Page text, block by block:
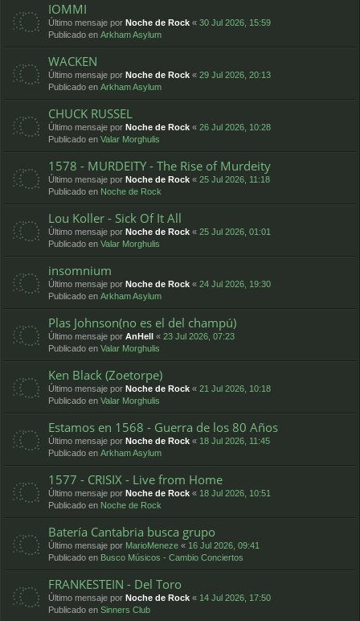
IOMMI
Último mensaje por Noche de Rock « 30 Jul 2026, 15:59
Publicado en Arkham Asylum
WACKEN
Último mensaje por Noche de Rock « 29 Jul 2026, 20:13
Publicado en Arkham Asylum
CHUCK RUSSEL
Último mensaje por Noche de Rock « 26 Jul 2026, 10:28
Publicado en Valar Morghulis
1578 - MURDEITY - The Rise of Murdeity
Último mensaje por Noche de Rock « 25 Jul 2026, 11:18
Publicado en Noche de Rock
Lou Koller - Sick Of It All
Último mensaje por Noche de Rock « 25 Jul 2026, 01:01
Publicado en Valar Morghulis
insomnium
Último mensaje por Noche de Rock « 24 Jul 2026, 19:30
Publicado en Arkham Asylum
Plas Johnson(no es el del champú)
Último mensaje por AnHell « 23 Jul 2026, 07:23
Publicado en Valar Morghulis
Ken Black (Zoetorpe)
Último mensaje por Noche de Rock « 21 Jul 2026, 10:18
Publicado en Valar Morghulis
Estamos en 1568 - Guerra de los 80 Años
Último mensaje por Noche de Rock « 18 Jul 2026, 11:45
Publicado en Arkham Asylum
1577 - CRISIX - Live from Home
Último mensaje por Noche de Rock « 18 Jul 2026, 10:51
Publicado en Noche de Rock
Batería Cantabria busca grupo
Último mensaje por MarioMeneze « 16 Jul 2026, 09:41
Publicado en Busco Músicos - Cambio Conciertos
FRANKESTEIN - Del Toro
Último mensaje por Noche de Rock « 14 Jul 2026, 17:50
Publicado en Sinners Club